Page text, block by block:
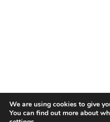
We are using cookies to give
You can find out more about